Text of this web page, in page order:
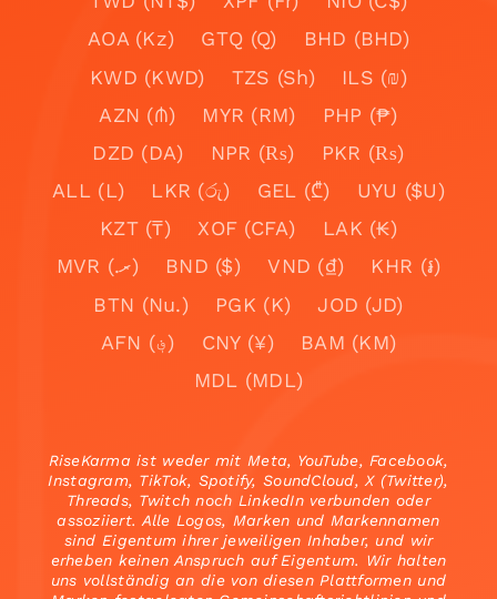
AOA (Kz)
GTQ (Q)
BHD (BHD)
KWD (KWD)
TZS (Sh)
ILS (₪)
AZN (₼)
MYR (RM)
PHP (₱)
DZD (DA)
NPR (₨)
PKR (₨)
ALL (L)
LKR (රු) GEL (₾)
UYU ($U)
KZT (₸)
XOF (CFA)
LAK (₭)
MVR (.ރ)
BND ($) VND (₫)
KHR (៛)
BTN (Nu.)
PGK (K)
JOD (JD)
AFN (؋)
CNY (¥)
BAM (KM)
MDL (MDL)
RiseKarma ist weder mit Meta, YouTube, Facebook,
Instagram, TikTok, Spotify, SoundCloud, X (Twitter),
Threads, Twitch noch LinkedIn verbunden oder
assoziiert. Alle Logos, Marken und Markennamen
sind Eigentum ihrer jeweiligen Inhaber, und wir
erheben keinen Anspruch auf Eigentum. Wir halten
uns vollständig an die von diesen Plattformen und